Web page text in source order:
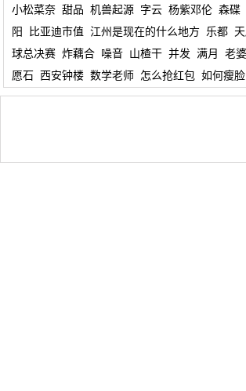
小松菜奈 甜品 机兽起源 字云 杨紫邓伦 森碟
阳
比亚迪市值 江州是现在的什么地方 乐都
球总决赛 炸藕合 噪音 山楂干 并发 满月 老
愿石
西安钟楼 数学老师 怎么抢红包 如何瘦脸